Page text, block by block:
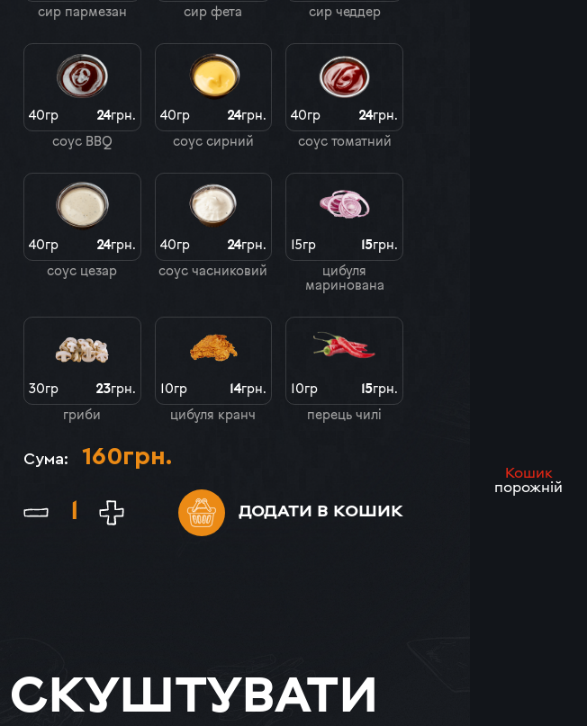
сир пармезан
сир фета
сир чеддер
40гр 24грн.
соус BBQ
40гр 24грн.
соус сирний
40гр 24грн.
соус томатний
40гр 24грн.
соус цезар
40гр 24грн.
соус часниковий
15гр 15грн.
цибуля
маринована
30гр 23грн.
гриби
10гр 14грн.
цибуля кранч
10гр 15грн.
перець чилі
Сума: 160грн.
ДОДАТИ В КОШИК
Кошик
порожній